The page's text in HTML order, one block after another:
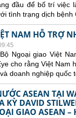
đầu để bố trí việc
tình trạng dịch bệnh
NAM HỖ TRỢ
Ngoại giao Việt
cho rằng Việt Nam
doanh nghiệp quốc
ASEAN TẠI
KỲ DAVID
GIAO ASEAN –